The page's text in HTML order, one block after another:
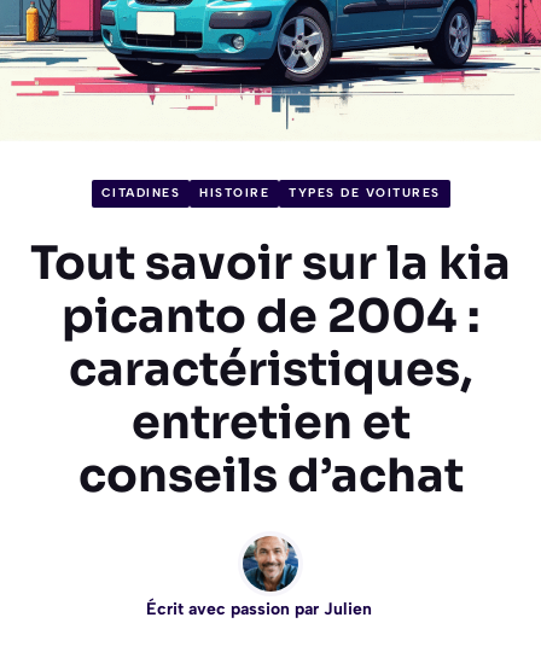
CITADINES HISTOIRE TYPES DE VOITURES
Tout savoir sur la kia
picanto de 2004 :
caractéristiques,
entretien et
conseils d’achat
Écrit avec passion par Julien